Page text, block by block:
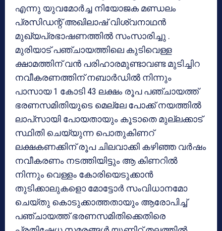
എന്നു യുവമോര്‍ച്ച നിയോജക മണ്ഡലം
പ്രസിഡന്റ് അഖിലാഷ് വിശ്വനാഥന്‍
മുഖ്യപ്രഭാഷണത്തില്‍ സംസാരിച്ചു .
മുരിയാട് പഞ്ചായത്തിലെ കുടിവെള്ള
ക്ഷാമത്തിന് വന്‍ പരിഹാരമുണ്ടാവണ്ട മുടിച്ചിറ
നവീകരണത്തിന് നബാര്‍ഡില്‍ നിന്നും
പാസായ 1 കോടി 43 ലക്ഷം രൂപ പഞ്ചായത്ത്
ഭരണസമിതിയുടെ മെല്ലേ പോക്ക് നയത്തില്‍
ലാപ്‌സായി പോയതായും കൂടാതെ മുല്ലക്കാട്
സ്ഥിതി ചെയ്യുന്ന പൊതുകിണറ്
ലക്ഷകണക്കിന് രൂപ ചിലവാക്കി കഴിഞ്ഞ വര്‍ഷം
നവീകരണം നടത്തിയിട്ടും ആ കിണറില്‍
നിന്നും വെള്ളം കോരിയെടുക്കാന്‍
തുടിക്കാലുകളൊ മോട്ടോര്‍ സംവിധാനമോ
ചെയ്തു കൊടുക്കാത്തതായും ആരോപിച്ച്
പഞ്ചായത്ത് ഭരണസമിതിക്കെതിരെ